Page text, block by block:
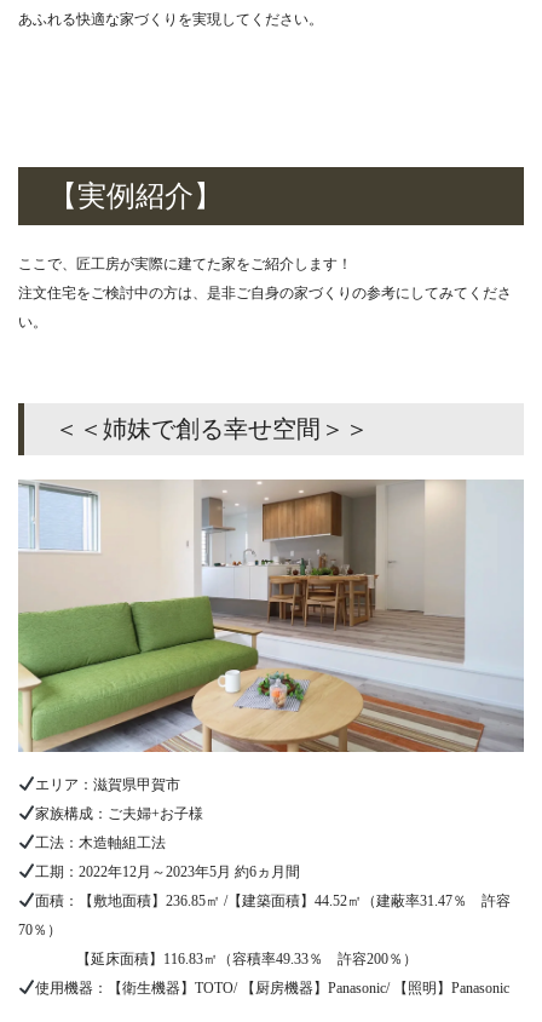
あふれる快適な家づくりを実現してください。
【実例紹介】
ここで、匠工房が実際に建てた家をご紹介します！
注文住宅をご検討中の方は、是非ご自身の家づくりの参考にしてみてくださ
い。
＜＜姉妹で創る幸せ空間＞＞
エリア：滋賀県甲賀市
家族構成：ご夫婦+お子様
工法：木造軸組工法
工期：2022年12月～2023年5月 約6ヵ月間
面積：【敷地面積】236.85㎡ /【建築面積】44.52㎡（建蔽率31.47％ 許容
70％）
【延床面積】116.83㎡（容積率49.33％ 許容200％）
使用機器：【衛生機器】TOTO/ 【厨房機器】Panasonic/ 【照明】Panasonic